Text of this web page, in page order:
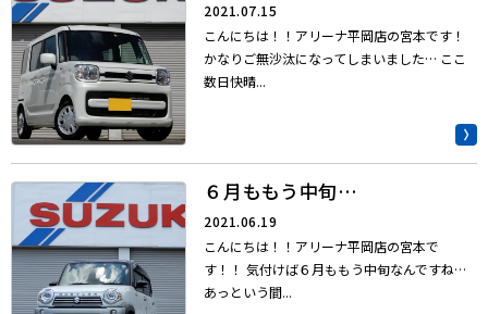
2021.07.15
こんにちは！！アリーナ平岡店の宮本です！
かなりご無沙汰になってしまいました… ここ
数日快晴...
６月ももう中旬…
2021.06.19
こんにちは！！アリーナ平岡店の宮本で
す！！ 気付けば６月ももう中旬なんですね…
あっという間...